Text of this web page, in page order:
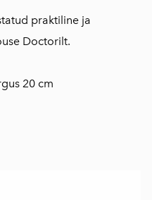
praktiline ja
Doctorilt.
20 cm